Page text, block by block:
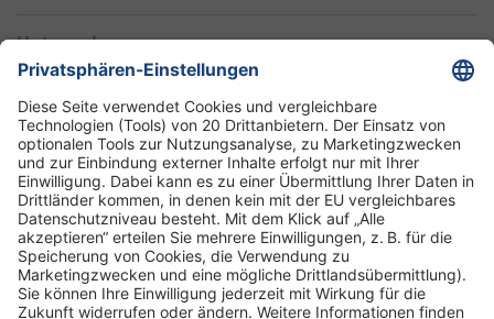
Unternehmen
Informationen
Standorte
DRK-Schwesternschaft Berlin
Impressum